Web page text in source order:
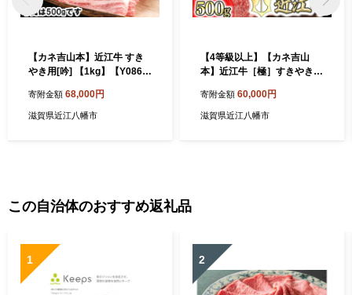
【カネ吉山本】近江牛 すき
やき用[吟] 【1kg】【Y086
ド牛 ブランド和牛 黒毛和
牛 牛肉 肉 高級 人気
寄附金額 68,000円
滋賀県近江八幡市
【4等級以上】【カネ吉山
本】近江牛［極］すきやき用
6W】（国産牛 和牛 ブラ
ンド牛 ブランド和牛 黒毛
寄附金額 60,000円
滋賀県近江八幡市
この自治体のおすすめ返礼品
1 2